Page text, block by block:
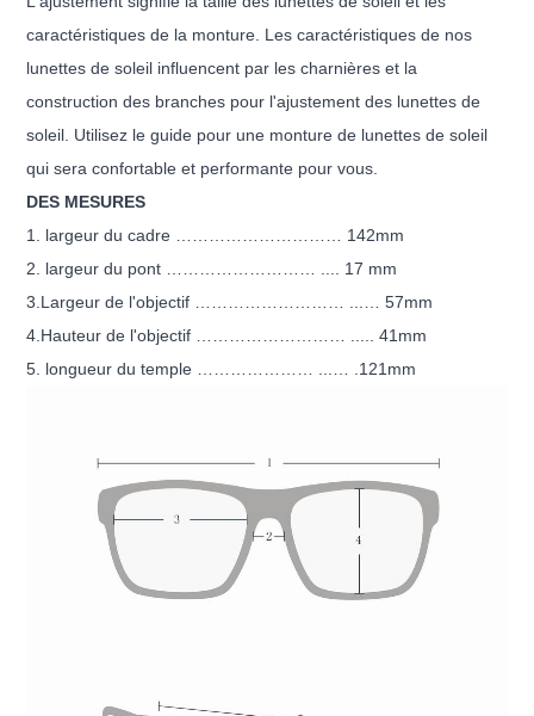
caractéristiques de la monture. Les caractéristiques de nos
lunettes de soleil influencent par les charnières et la
construction des branches pour l'ajustement des lunettes de
soleil. Utilisez le guide pour une monture de lunettes de soleil
qui sera confortable et performante pour vous.
DES MESURES
1. largeur du cadre ………………………… 142mm
2. largeur du pont ……………………… .... 17 mm
3.Largeur de l'objectif ……………………… ...… 57mm
4.Hauteur de l'objectif ……………………… ..... 41mm
5. longueur du temple ………………… ...… .121mm